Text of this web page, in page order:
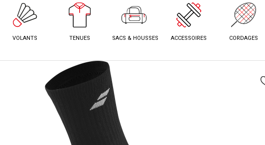
VOLANTS TENUES SACS & HOUSSES ACCESSOIRES CORDAGES